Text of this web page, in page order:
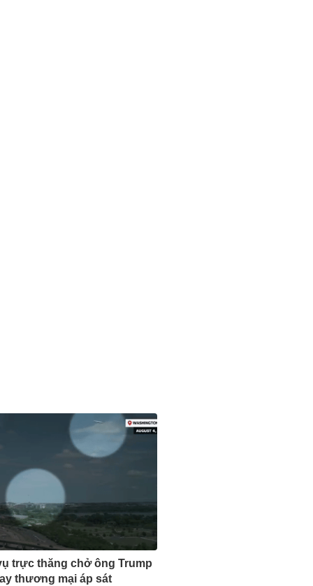
trực thăng chở ông Trump
thương mại áp sát